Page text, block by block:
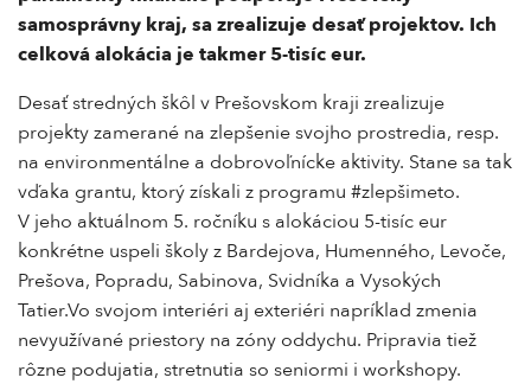
samosprávny kraj, sa zrealizuje desať projektov. Ich
celková alokácia je takmer 5-tisíc eur.
Desať stredných škôl v Prešovskom kraji zrealizuje
projekty zamerané na zlepšenie svojho prostredia, resp.
na environmentálne a dobrovoľnícke aktivity. Stane sa tak
vďaka grantu, ktorý získali z programu #zlepšimeto.
V jeho aktuálnom 5. ročníku s alokáciou 5-tisíc eur
konkrétne uspeli školy z Bardejova, Humenného, Levoče,
Prešova, Popradu, Sabinova, Svidníka a Vysokých
Tatier.Vo svojom interiéri aj exteriéri napríklad zmenia
nevyužívané priestory na zóny oddychu. Pripravia tiež
rôzne podujatia, stretnutia so seniormi i workshopy.